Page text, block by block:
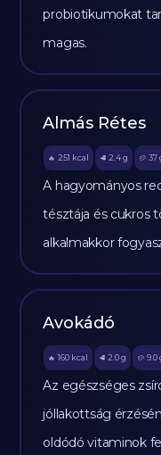
probiotikumokat
magas.
Almás Rétes
🔥 251 kcal 🥩 2.4 g 🥔 37
A hagyományos
tésztája és cukros
alkalmakkor
Avokádó
🔥 160 kcal 🥩 2.0 g 🥔 9.0
Az egészséges
jóllakottság
oldódó vitaminok